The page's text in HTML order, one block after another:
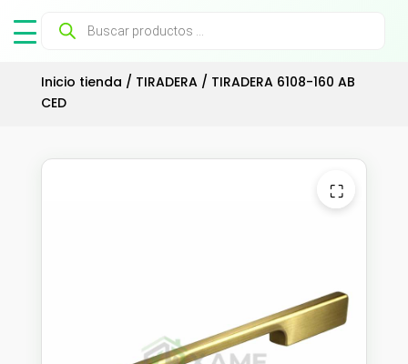
Búsqueda
productos
Inicio tienda / TIRADERA/ TIRADERA 6108-160 AB
CED
⛶